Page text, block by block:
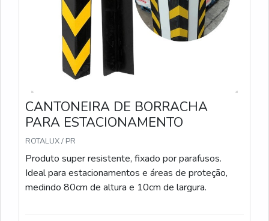
CANTONEIRA DE BORRACHA
PARA ESTACIONAMENTO
ROTALUX / PR
Produto super resistente, fixado por parafusos.
Ideal para estacionamentos e áreas de proteção,
medindo 80cm de altura e 10cm de largura.